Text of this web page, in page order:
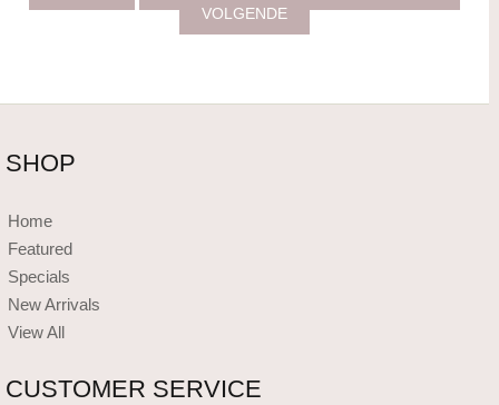
VOLGENDE
SHOP
Home
Featured
Specials
New Arrivals
View All
CUSTOMER SERVICE